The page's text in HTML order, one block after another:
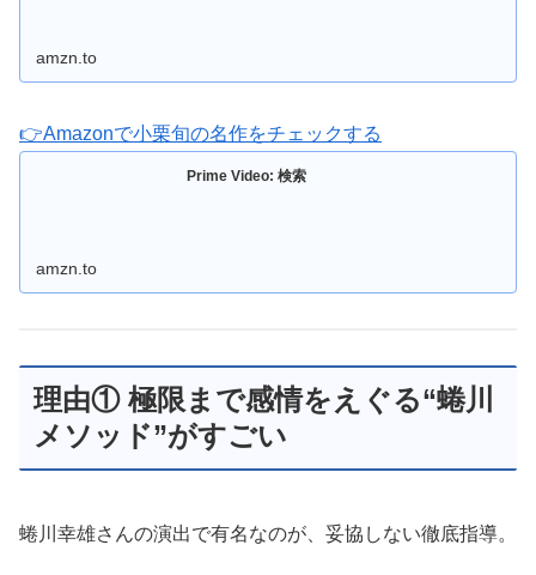
amzn.to
👉Amazonで小栗旬の名作をチェックする
Prime Video: 検索
amzn.to
理由① 極限まで感情をえぐる“蜷川
メソッド”がすごい
蜷川幸雄さんの演出で有名なのが、妥協しない徹底指導。